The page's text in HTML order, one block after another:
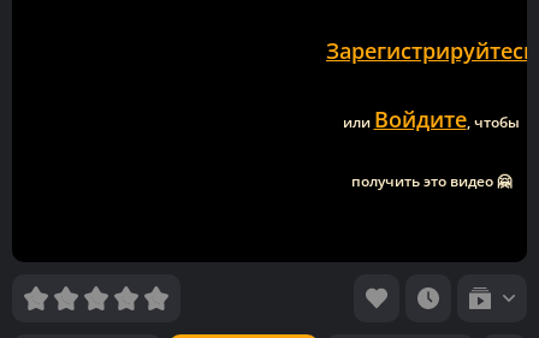
Зарегистрируйтесь
или Войдите, чтобы
получить это видео 🤗